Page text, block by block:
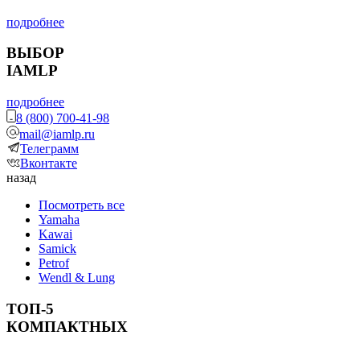
подробнее
ВЫБОР
IAMLP
подробнее
8 (800) 700-41-98
mail@iamlp.ru
Телеграмм
Вконтакте
назад
Посмотреть все
Yamaha
Kawai
Samick
Petrof
Wendl & Lung
ТОП-5
КОМПАКТНЫХ